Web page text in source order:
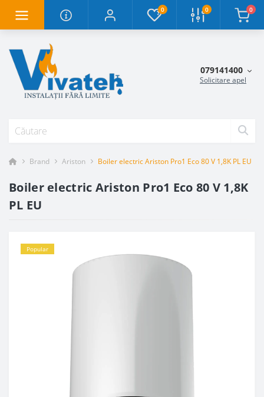
0 0 0
079141400
Solicitare apel
Brand Ariston Boiler electric Ariston Pro1 Eco 80 V 1,8K PL EU
Boiler electric Ariston Pro1 Eco 80 V 1,8K
PL EU
Popular